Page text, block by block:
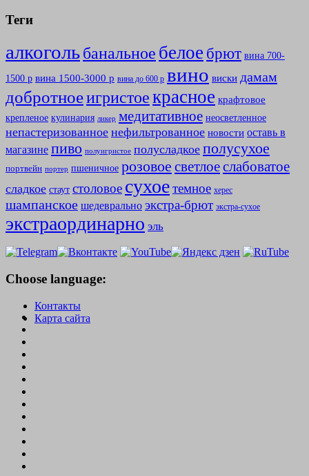
Теги
алкогольбанальное белое брют вина 700-
1500 р вина 1500-3000 р вина до 600 р вино виски дамам
добротноеигристоекрасное крафтовое
крепленое кулинария ликер медитативное неосветленное
непастеризованное нефильтрованное новости оставь в
магазине пиво полуигристое полусладкое полусухое
портвейн портер пшеничное розовое светлоеслабоватое
сладкое стаут столовое сухоетемное херес
шампанское шедеврально экстра-брют экстра-сухое
экстраординарно эль
Choose language:
Контакты
Карта сайта